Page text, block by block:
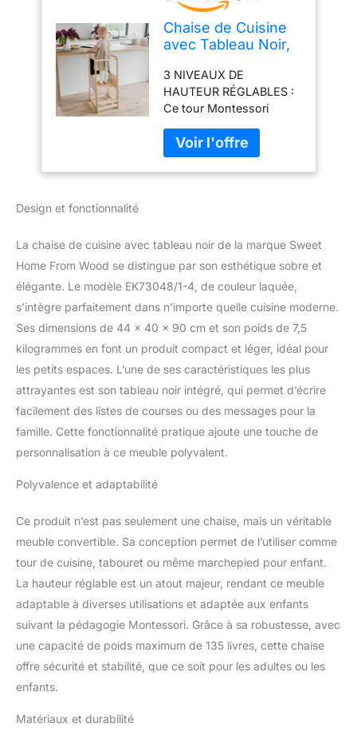
Chaise de Cuisine
avec Tableau Noir,
Tabouret de
Cuisine,
marchepied pour
Enfant, Meubles
Montessori (laqué)
3 NIVEAUX DE
HAUTEUR RÉGLABLES :
Ce tour Montessori
enfant. Le marchepied
supérieur et le
marchepied d'escalade
enfants de 1 à 6 ans
TOUR MONTESSORI
POUR LES
COMPÉTENCES DE VIE
PRATIQUES :
Encouragez
l'indépendance de votre
enfant en utilisant la tour
de cuisine pour cuisiner,
nettoyer, se laver les
mains et se brosser les
dents. Elle favorise
de mouvement et
marchepied pour tout-
petits améliore à la fois la
motricité fine et la
motricité globale grâce à
des activités comme le
lavage, le tri, le mélange,
la découpe et le
pétrissage de la pâte
MOMENTS DE QUALITÉ
Design et fonctionnalité
La chaise de cuisine avec tableau noir de la marque Sweet
Home From Wood se distingue par son esthétique sobre et
élégante. Le modèle EK73048/1-4, de couleur laquée,
s’intègre parfaitement dans n’importe quelle cuisine moderne.
Ses dimensions de 44 x 40 x 90 cm et son poids de 7,5
kilogrammes en font un produit compact et léger, idéal pour
les petits espaces. L’une de ses caractéristiques les plus
attrayantes est son tableau noir intégré, qui permet d’écrire
facilement des listes de courses ou des messages pour la
famille. Cette fonctionnalité pratique ajoute une touche de
personnalisation à ce meuble polyvalent.
Polyvalence et adaptabilité
Ce produit n’est pas seulement une chaise, mais un véritable
meuble convertible. Sa conception permet de l’utiliser comme
tour de cuisine, tabouret ou même marchepied pour enfant.
La hauteur réglable est un atout majeur, rendant ce meuble
adaptable à diverses utilisations et adaptée aux enfants
suivant la pédagogie Montessori. Grâce à sa robustesse, avec
une capacité de poids maximum de 135 livres, cette chaise
offre sécurité et stabilité, que ce soit pour les adultes ou les
enfants.
Matériaux et durabilité